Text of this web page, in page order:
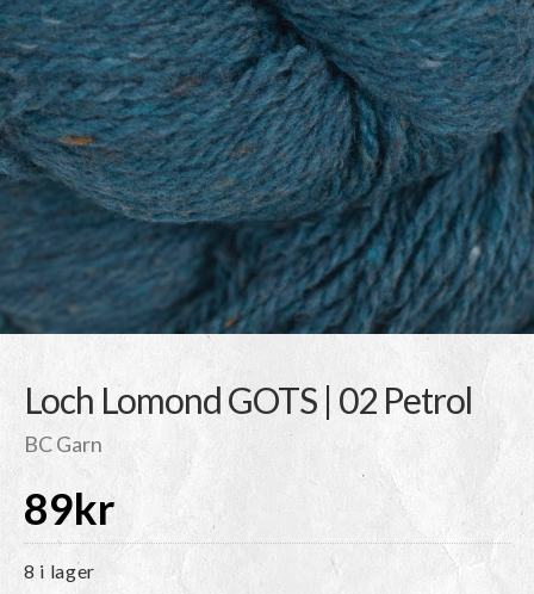
Loch Lomond GOTS | 02 Petrol
BC Garn
89kr
8 i lager